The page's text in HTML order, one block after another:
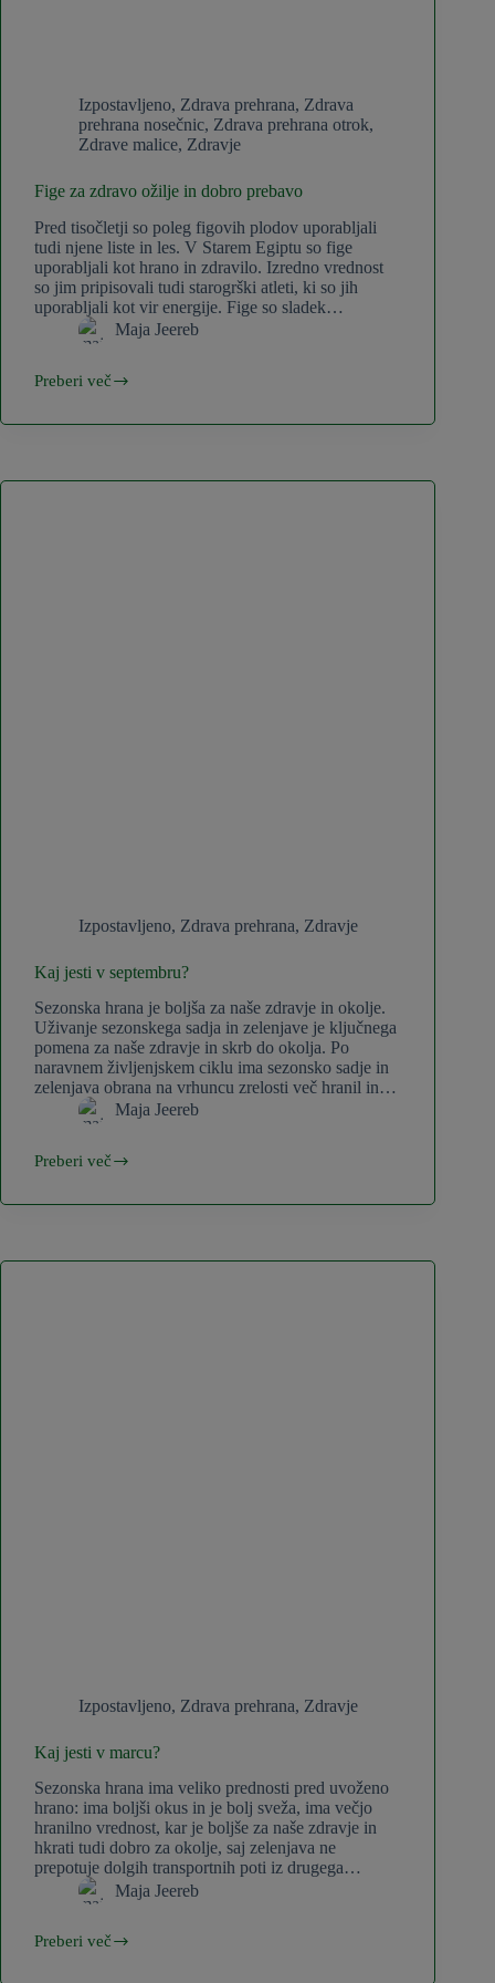
Izpostavljeno, Zdrava prehrana, Zdrava
prehrana nosečnic, Zdrava prehrana otrok,
Zdrave malice, Zdravje
Fige za zdravo ožilje in dobro prebavo
Pred tisočletji so poleg figovih plodov uporabljali
tudi njene liste in les. V Starem Egiptu so fige
uporabljali kot hrano in zdravilo. Izredno vrednost
so jim pripisovali tudi starogrški atleti, ki so jih
uporabljali kot vir energije. Fige so sladek…
Maja Jeereb
Preberi več
Fige
zdravo
dobro
Izpostavljeno, Zdrava prehrana, Zdravje
Kaj jesti v septembru?
Sezonska hrana je boljša za naše zdravje in okolje.
Uživanje sezonskega sadja in zelenjave je ključnega
pomena za naše zdravje in skrb do okolja. Po
naravnem življenjskem ciklu ima sezonsko sadje in
zelenjava obrana na vrhuncu zrelosti več hranil in…
Maja Jeereb
Preberi več
Kaj
v
Izpostavljeno, Zdrava prehrana, Zdravje
Kaj jesti v marcu?
Sezonska hrana ima veliko prednosti pred uvoženo
hrano: ima boljši okus in je bolj sveža, ima večjo
hranilno vrednost, kar je boljše za naše zdravje in
hkrati tudi dobro za okolje, saj zelenjava ne
prepotuje dolgih transportnih poti iz drugega…
Maja Jeereb
Preberi več
Kaj